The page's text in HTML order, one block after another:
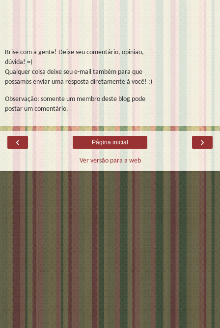
Brise com a gente! Deixe seu comentário, opinião,
dúvida! =)
Qualquer coisa deixe seu e-mail também para que
possamos enviar uma resposta diretamente à você! :)
Observação: somente um membro deste blog pode
postar um comentário.
‹ ›
Página inicial
Ver versão para a web